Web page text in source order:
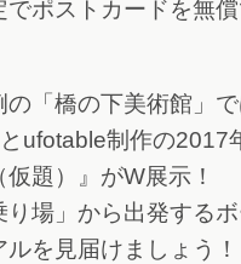
でポストカードを無
の「橋の下美術館」
ufotable制作の2017
仮題）』がW展示！
場」から出発するボ
を見届けましょう！